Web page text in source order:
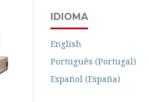
IDIOMA
English
Português (Portugal)
Español (España)